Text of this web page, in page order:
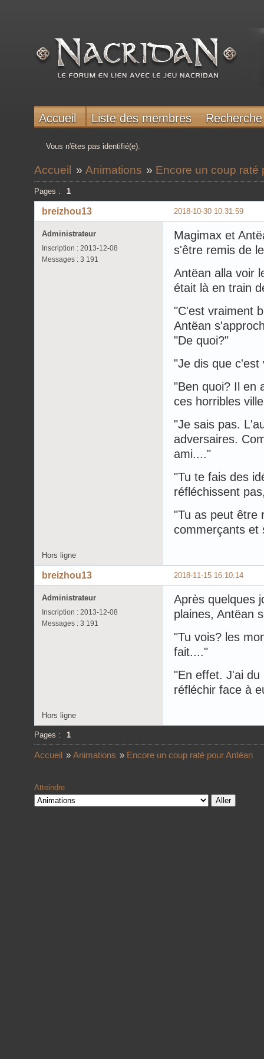
Accueil Liste des membres Recherche
Vous n'êtes pas identifié(e).
Accueil » Animations » Encore un coup raté
Pages : 1
2018-10-30 10:31:59
breizhou13
Administrateur
Inscription : 2013-12-08
Messages : 3 191
Magimax et
s'être remis de
Antëan alla voir
était là en train
"C'est vraiment
Antëan
"De quoi?"
"Je dis que c'est
"Ben quoi? Il en
ces horribles
"Je sais pas.
adversaires.
ami...."
"Tu te fais des
réfléchissent
"Tu as peut être
commerçants et
Hors ligne
2018-11-15 16:10:14
breizhou13
Administrateur
Inscription : 2013-12-08
Messages : 3 191
Après quelques
plaines, Antëan
"Tu vois? les
fait...."
"En effet. J'ai du
réfléchir face à
Hors ligne
Pages : 1
Accueil » Animations » Encore un coup raté pour Antëan
Atteindre